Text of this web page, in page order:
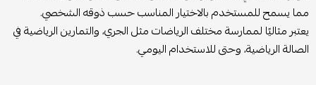
مما يسمح للمستخدم بالاختيار المناسب حسب ذوقه الشخصي.
يعتبر مثاليًا لممارسة مختلف الرياضات مثل الجري، والتمارين الرياضية في
الصالة الرياضية، وحتى للاستخدام اليومي.